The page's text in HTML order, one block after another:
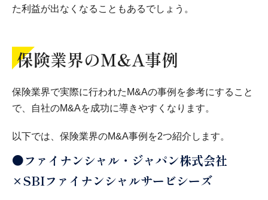
た利益が出なくなることもあるでしょう。
保険業界のM&A事例
保険業界で実際に行われたM&Aの事例を参考にすること
で、自社のM&Aを成功に導きやすくなります。
以下では、保険業界のM&A事例を2つ紹介します。
●ファイナンシャル・ジャパン株式会社
×SBIファイナンシャルサービシーズ